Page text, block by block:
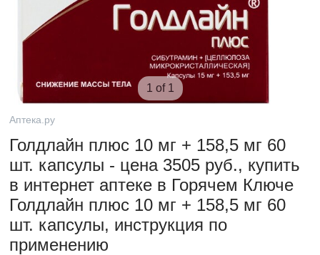
1 of 1
Аптека.ру
Голдлайн плюс 10 мг + 158,5 мг 60
шт. капсулы - цена 3505 руб., купить
в интернет аптеке в Горячем Ключе
Голдлайн плюс 10 мг + 158,5 мг 60
шт. капсулы, инструкция по
применению